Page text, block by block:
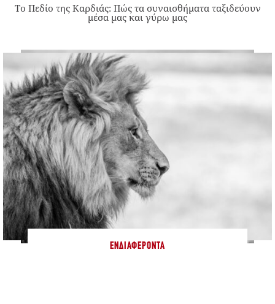
Το Πεδίο της Καρδιάς: Πώς τα συναισθήματα ταξιδεύουν
μέσα μας και γύρω μας
ΕΝΔΙΑΦΈΡΟΝΤΑ